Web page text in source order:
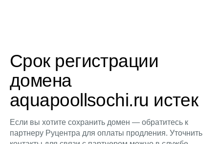
Срок регистрации
домена
aquapoollsochi.ru истек
Если вы хотите сохранить домен — обратитесь к
партнеру Руцентра для оплаты продления. Уточнить